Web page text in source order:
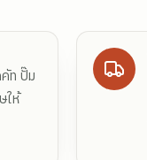
ท ปั๊ม
ให้